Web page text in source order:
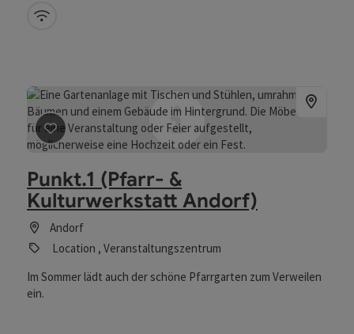
W-Lan (kostenlos)
Beitrag merken: Punkt.1 (Pfarr- & Kulturwerkstatt
Punkt.1 (Pfarr- &
Kulturwerkstatt Andorf)
Andorf
Location , Veranstaltungszentrum
Im Sommer lädt auch der schöne Pfarrgarten zum Verweilen
ein.